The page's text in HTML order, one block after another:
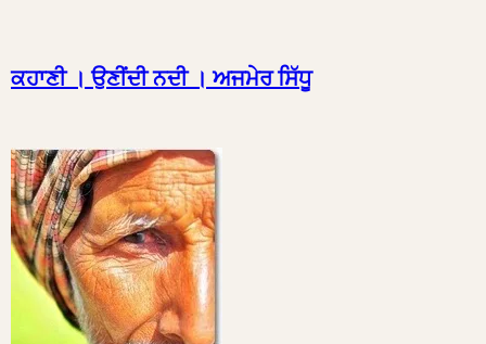
ਕਹਾਣੀ । ਉਣੀਂਦੀ ਨਦੀ । ਅਜਮੇਰ ਸਿੱਧੂ